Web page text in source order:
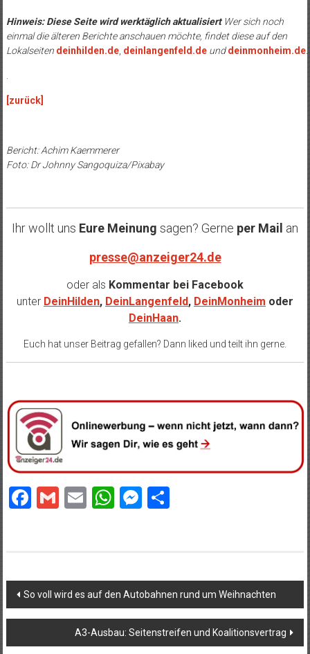
Hinweis: Diese Seite wird werktäglich aktualisiert Wer sich noch
einmal die älteren Berichte anschauen möchte, findet diese auf den
Lokalseiten deinhilden.de, deinlangenfeld.deunddeinmonheim.de.
.
[zurück]
Bericht: Achim Kaemmerer
Foto: Dr Johnny Sangoquiza/Pixabay
Ihr wollt uns Eure Meinung sagen? Gerne per Mail an
presse@anzeiger24.de
oder als Kommentar bei Facebook
unter DeinHilden, DeinLangenfeld, DeinMonheim oder
DeinHaan.
Euch hat unser Beitrag gefallen? Dann liked und teilt ihn gerne.
Facebook
Gmail
EmailWhatsApp
Messenger
Teilen
Beitragsnavigation
So voll wird es auf den Autobahnen rund um Weihnachten
A3-Ausbau: Seitenstreifen und Koalitionsvertrag